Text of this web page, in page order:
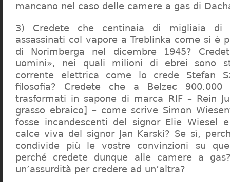
mancano nel caso delle camere a gas di
3) Credete che centinaia di migliaia di
assassinati col vapore a Treblinka come si è
di Norimberga nel dicembre 1945?
uomini», nei quali milioni di ebrei sono
corrente elettrica come lo crede Stefan
filosofia? Credete che a Belzec
trasformati in sapone di marca RIF – Rein
grasso ebraico] – come scrive Simon
fosse incandescenti del signor Elie Wiesel
calce viva del signor Jan Karski? Se sì,
condivide più le vostre convinzioni su
perché credete dunque alle camere a
un’assurdità per credere ad un’altra?